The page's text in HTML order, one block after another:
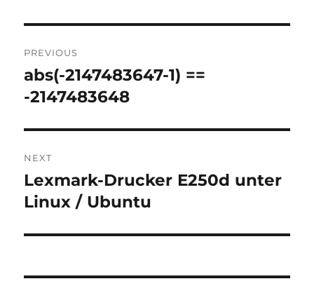
navigation
PREVIOUS
Previous
post:
abs(-2147483647-1) ==
-2147483648
NEXT
Next
post:
Lexmark-Drucker E250d unter
Linux / Ubuntu